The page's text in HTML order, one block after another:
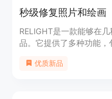
秒级修复照片和绘画
RELIGHT是一款能够在
品。它提供了多种功能
支持API集成，方便开发
优质新品